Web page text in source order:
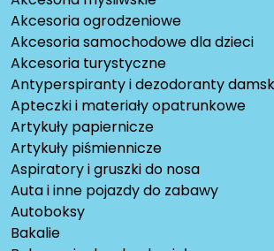
Akcesoria ogrodzeniowe
Akcesoria samochodowe dla dzieci
Akcesoria turystyczne
Antyperspiranty i dezodoranty
Apteczki i materiały opatrunkowe
Artykuły papiernicze
Artykuły piśmiennicze
Aspiratory i gruszki do nosa
Auta i inne pojazdy do zabawy
Autoboksy
Bakalie